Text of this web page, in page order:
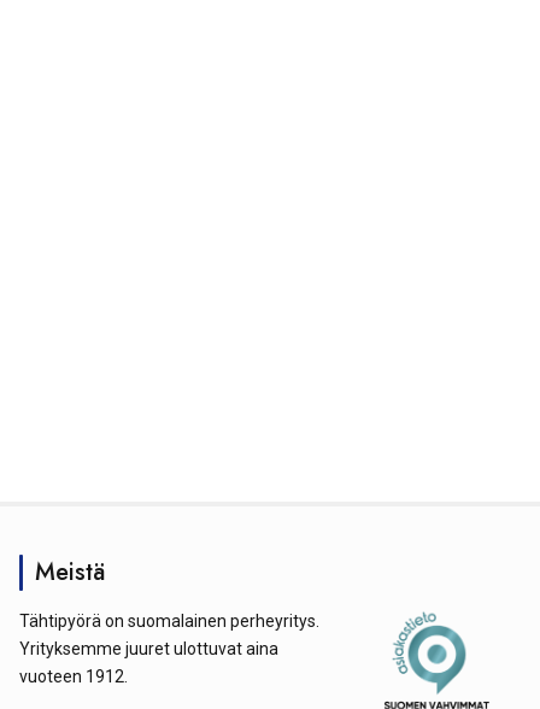
Meistä
Tähtipyörä on suomalainen perheyritys.
Yrityksemme juuret ulottuvat aina
vuoteen 1912.